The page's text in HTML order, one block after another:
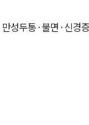
만성두통 · 불면 · 신경